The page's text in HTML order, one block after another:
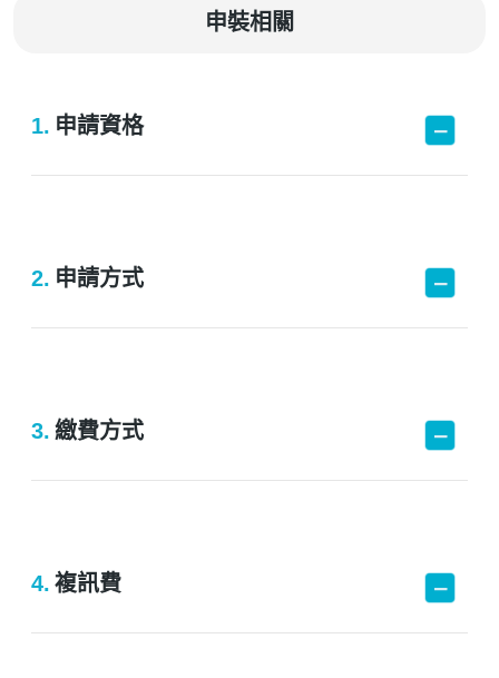
申裝相關
1. 申請資格
2. 申請方式
3. 繳費方式
4. 複訊費